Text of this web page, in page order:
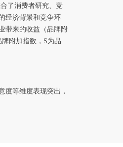
了消费者研究、竞
经济背景和竞争环
带来的收益（品牌附
附加指数，S为品
度等维度表现突出，